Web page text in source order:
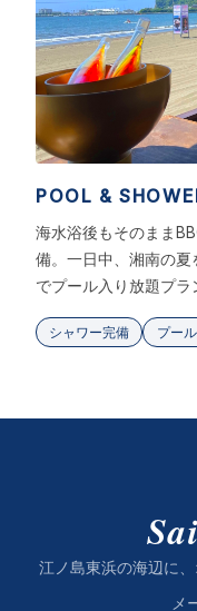
POOL &
海水浴後もそのまま
備。一日中、湘南の
でプール入り放題プラ
シャワー完備 プー
江ノ島東浜の海辺に
メ